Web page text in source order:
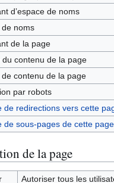
dʼespace de noms
de noms
de la page
du contenu de la page
de contenu de la page
par robots
de redirections vers cette
de sous-pages de cette page
de la page
Autoriser tous les